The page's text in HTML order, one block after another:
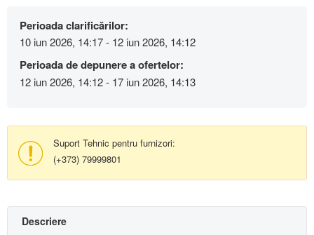
Perioada clarificărilor:
10 iun 2026, 14:17 - 12 iun 2026, 14:12
Perioada de depunere a ofertelor:
12 iun 2026, 14:12 - 17 iun 2026, 14:13
Suport Tehnic pentru furnizori:
(+373) 79999801
Descriere